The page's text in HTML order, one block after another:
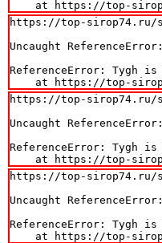
at https://top-
https://top-sirop74.ru/
Uncaught
ReferenceError: Tygh
at https://top-
https://top-sirop74.ru/
Uncaught
ReferenceError: Tygh
at https://top-
https://top-sirop74.ru/
Uncaught
ReferenceError: Tygh
at https://top-